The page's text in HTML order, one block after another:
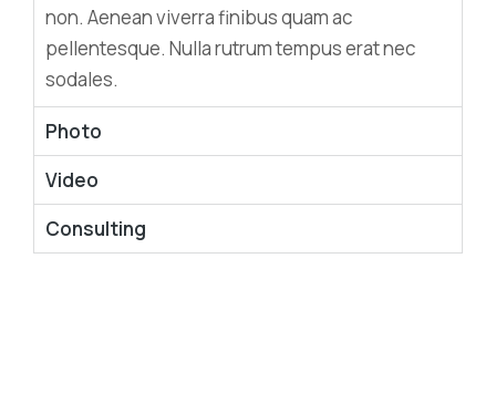
non. Aenean viverra finibus quam ac
pellentesque. Nulla rutrum tempus erat nec
sodales.
Photo
Video
Consulting